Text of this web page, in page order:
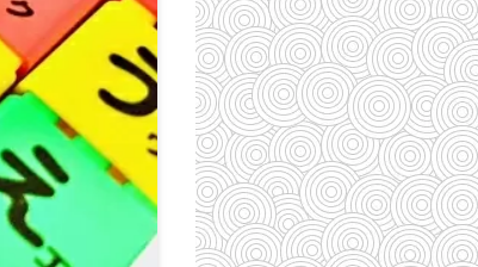
(588)
(29)
(27)
(110)
(185)
(29)